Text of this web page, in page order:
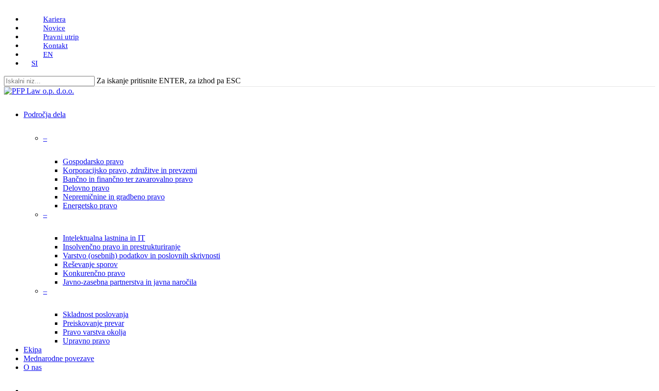
Skip
main
content
Kariera
Novice
Pravni utrip
Kontakt
EN
SI
Za iskanje pritisnite ENTER, za izhod pa ESC
Close
search
Menu Področja dela
–
Gospodarsko pravo
Korporacijsko pravo, združitve in prevzemi
Bančno in finančno ter zavarovalno pravo
Delovno pravo
Nepremičnine in gradbeno pravo
Energetsko pravo
–
Intelektualna lastnina in IT
Insolvenčno pravo in prestrukturiranje
Varstvo (osebnih) podatkov in poslovnih skrivnosti
Reševanje sporov
Konkurenčno pravo
Javno-zasebna partnerstva in javna naročila
–
Skladnost poslovanja
Preiskovanje prevar
Pravo varstva okolja
Upravno pravo
Ekipa
Mednarodne povezave
O nas